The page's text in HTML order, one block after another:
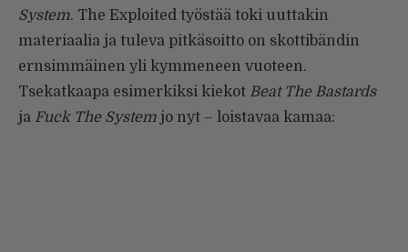
System. The Exploited työstää toki uuttakin
materiaalia ja tuleva pitkäsoitto on skottibändin
ernsimmäinen yli kymmeneen vuoteen.
Tsekatkaapa esimerkiksi kiekot Beat The Bastards
ja Fuck The System jo nyt – loistavaa kamaa: